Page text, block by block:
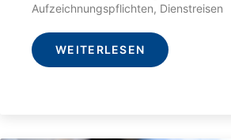
Aufzeichnungspflichten, Dienstreisen
WEITERLESEN